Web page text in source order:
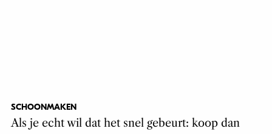
SCHOONMAKEN
Als je echt wil dat het snel gebeurt: koop dan